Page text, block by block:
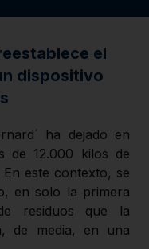
el
dispositivo
ha dejado en
de 12.000 kilos de
este contexto, se
en solo la primera
residuos que la
de media, en una